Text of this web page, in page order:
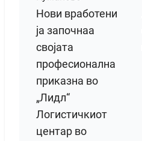
Нови вработени
ја започнаа
својата
професионална
приказна во
„Лидл“
Логистичкиот
центар во